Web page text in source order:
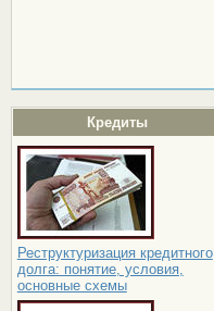
Кредиты
Реструктуризация кредитного
долга: понятие, условия,
основные схемы